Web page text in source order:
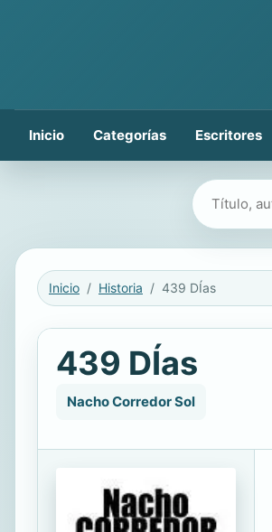
Inicio Categorías Escritores
Buscar libros
Inicio Historia 439 DÍas
439 DÍas
Nacho Corredor Sol